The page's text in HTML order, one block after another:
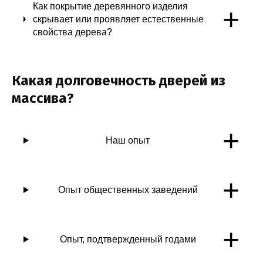
Как покрытие деревянного изделия
скрывает или проявляет естественные
свойства дерева?
+
Какая долговечность дверей из
массива?
Наш опыт +
Опыт общественных заведений +
Опыт, подтвержденный годами +